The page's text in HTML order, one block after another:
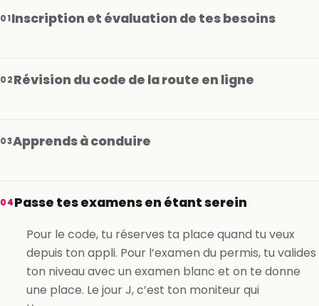
01Inscription et évaluation de tes besoins
02Révision du code de la route en ligne
03Apprends à conduire
Je m’inscris gratuitement
04Passe tes examens en étant serein
Pour le code, tu réserves ta place quand tu veux
depuis ton appli. Pour l’examen du permis, tu valides
ton niveau avec un examen blanc et on te donne
une place. Le jour J, c’est ton moniteur qui